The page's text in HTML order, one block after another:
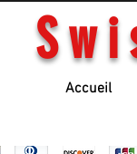
Accueil